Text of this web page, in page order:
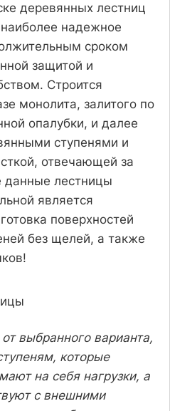
деревянных лестниц
надежное
сроком
защитой и
Строится
монолита, залитого по
опалубки, и далее
ступенями и
отвечающей за
данные лестницы
является
поверхностей
без щелей, а также
выбранного варианта,
которые
на себя нагрузки, а
с внешними